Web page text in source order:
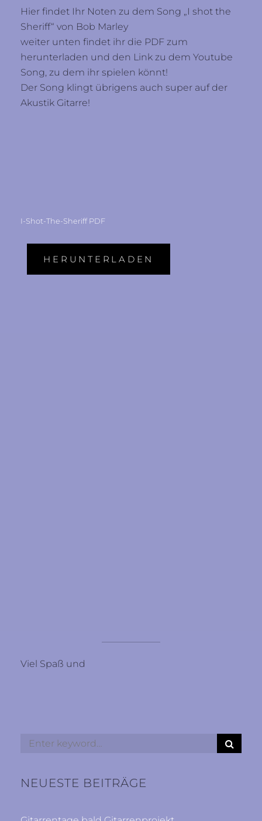
Hier findet Ihr Noten zu dem Song „I shot the
Sheriff“ von Bob Marley
weiter unten findet ihr die PDF zum
herunterladen und den Link zu dem Youtube
Song, zu dem ihr spielen könnt!
Der Song klingt übrigens auch super auf der
Akustik Gitarre!
I-Shot-The-Sheriff PDF
HERUNTERLADEN
Viel Spaß und
Search
E
NEUESTE BEITRÄGE